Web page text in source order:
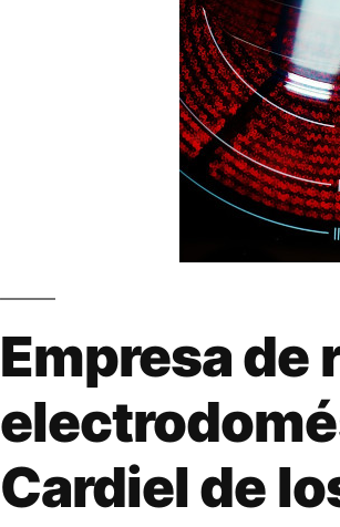
Empresa de
Cardiel de